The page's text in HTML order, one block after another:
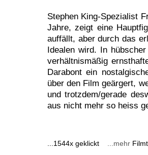
Stephen King-Spezialist
Jahre, zeigt eine
auffällt, aber durch das
Idealen wird. In
verhältnismäßig
Darabont ein
über den Film geärgert,
und trotzdem/gerade
aus nicht mehr so heiss
...1544x geklickt ...mehr